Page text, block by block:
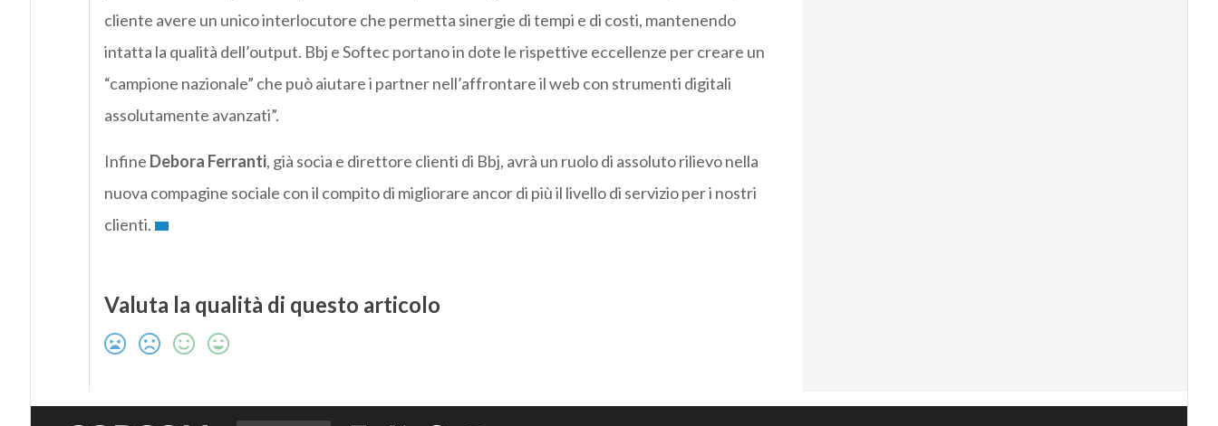
cliente avere un unico interlocutore che permetta sinergie di tempi e di costi, mantenendo
intatta la qualità dell’output. Bbj e Softec portano in dote le rispettive eccellenze per creare un
“campione nazionale” che può aiutare i partner nell’affrontare il web con strumenti digitali
assolutamente avanzati”.
Infine Debora Ferranti, già socia e direttore clienti di Bbj, avrà un ruolo di assoluto rilievo nella
nuova compagine sociale con il compito di migliorare ancor di più il livello di servizio per i nostri
clienti.
Valuta la qualità di questo articolo